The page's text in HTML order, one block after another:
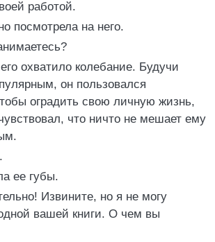
работой.
посмотрела на него.
охватило колебание. Будучи
он пользовался
оградить свою личную жизнь,
что ничто не мешает ему
ее губы.
Извините, но я не могу
вашей книги. О чем вы